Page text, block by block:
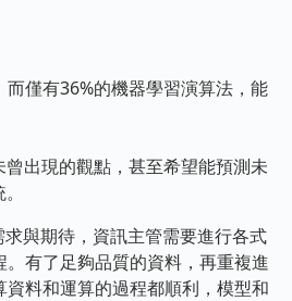
僅有36%的機器學習演算法，能
出現的觀點，甚至希望能預測未
與期待，資訊主管需要進行各式
有了足夠品質的資料，再重複進
料和運算的過程都順利，模型和